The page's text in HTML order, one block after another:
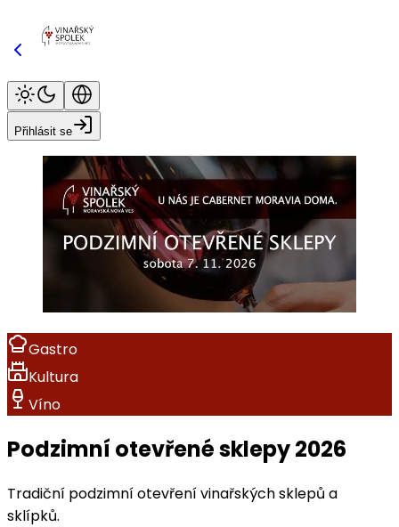
Přihlásit se
Gastro
Kultura
Víno
Podzimní otevřené sklepy 2026
Tradiční podzimní otevření vinařských sklepů a
sklípků.